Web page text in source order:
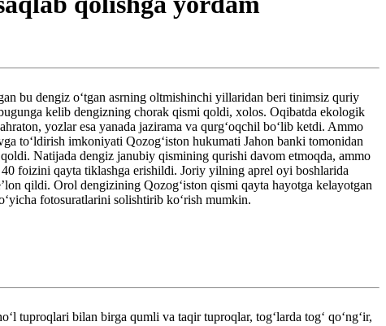
bu dengiz oʻtgan asrning oltmishinchi yillaridan beri tinimsiz quriy
kelib dengizning chorak qismi qoldi, xolos. Oqibatda ekologik
yozlar esa yanada jazirama va qurgʻoqchil boʻlib ketdi. Ammo
toʻldirish imkoniyati Qozogʻiston hukumati Jahon banki tomonidan
Natijada dengiz janubiy qismining qurishi davom etmoqda, ammo
foizini qayta tiklashga erishildi. Joriy yilning aprel oyi boshlarida
qildi. Orol dengizining Qozogʻiston qismi qayta hayotga kelayotgan
fotosuratlarini solishtirib koʻrish mumkin.
tuproqlari bilan birga qumli va taqir tuproqlar, togʻlarda togʻ qoʻngʻir,